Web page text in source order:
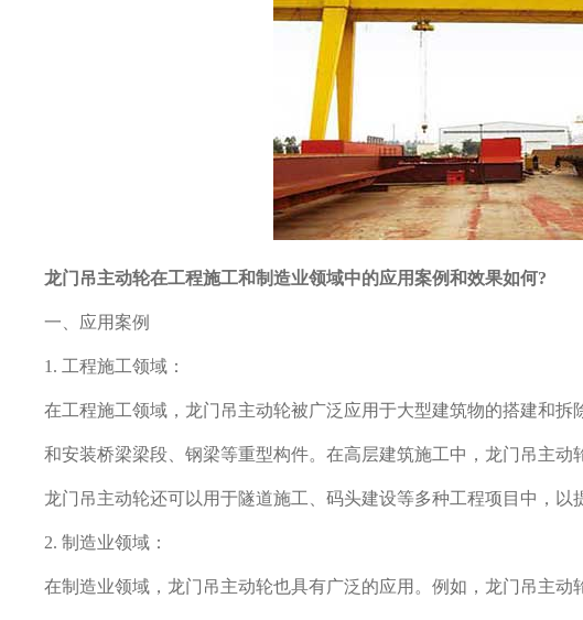
龙门吊主动轮在工程施工和制造业领域中的应用案例和效果如何?
一、应用案例
1. 工程施工领域：
在工程施工领域，龙门吊主动轮被广泛应用于大型建筑物的搭建和
和安装桥梁梁段、钢梁等重型构件。在高层建筑施工中，龙门吊主
龙门吊主动轮还可以用于隧道施工、码头建设等多种工程项目中，以
2. 制造业领域：
在制造业领域，龙门吊主动轮也具有广泛的应用。例如，龙门吊主